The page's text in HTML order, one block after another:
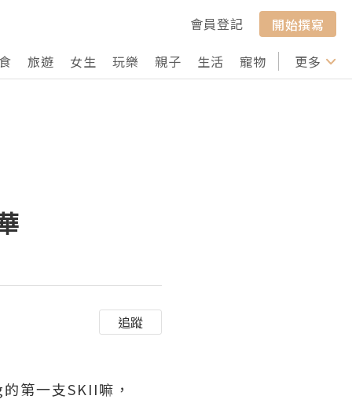
會員登記
開始撰寫
旅遊 女生 玩樂 親子 生活 寵物 行山 打卡
更多
追蹤
第一支SKII嘛，